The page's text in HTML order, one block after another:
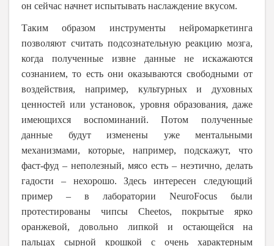
он сейчас начнет испытывать наслаждение вкусом.
Таким образом инструменты нейромаркетинга
позволяют считать подсознательную реакцию мозга,
когда полученные извне данные не искажаются
сознанием, то есть они оказываются свободными от
воздействия, например, культурных и духовных
ценностей или установок, уровня образования, даже
имеющихся воспоминаний. Потом полученные
данные будут изменены уже ментальными
механизмами, которые, например, подскажут, что
фаст-фуд – неполезный, мясо есть – неэтично, делать
гадости – нехорошо. Здесь интересен следующий
пример – в лаборатории NeuroFocus были
протестированы чипсы Cheetos, покрытые ярко
оранжевой, довольно липкой и остающейся на
пальцах сырной крошкой с очень характерным